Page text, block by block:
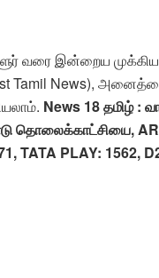
வரை இன்றைய
Tamil News),
News 18 தமிழ் :
தொலைக்காட்சியை,
TATA PLAY: 1562,